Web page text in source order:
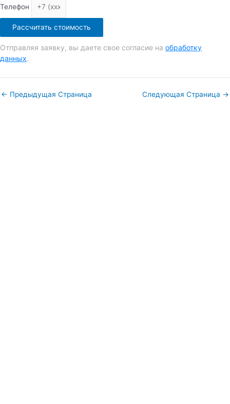
Телефон
Рассчитать стоимость
Отправляя заявку, вы даете свое согласие на обработку
данных.
← Предыдущая Страница Следующая Страница →